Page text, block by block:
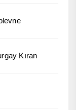
Kıran